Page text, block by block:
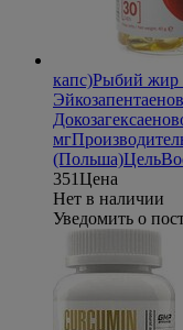
капс)Рыбий жир
мг
(Польша)Цель
351Цена
Нет в наличии
Уведомить о